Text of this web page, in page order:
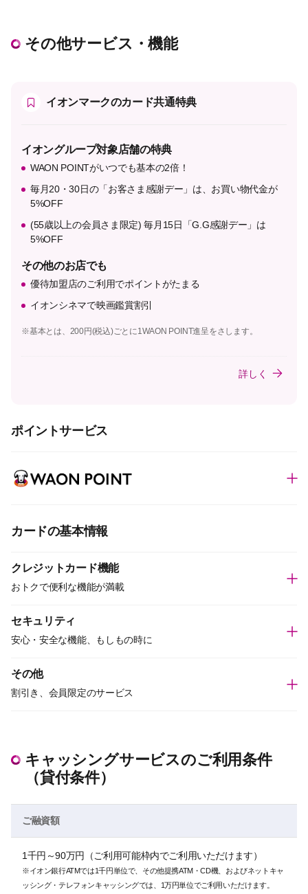
その他サービス・機能
イオンマークのカード共通特典
イオングループ対象店舗の特典
WAON POINTがいつでも基本の2倍！
毎月20・30日の「お客さま感謝デー」は、お買い物代金が
5%OFF
(55歳以上の会員さま限定) 毎月15日「G.G感謝デー」は
5%OFF
その他のお店でも
優待加盟店のご利用でポイントがたまる
イオンシネマで映画鑑賞割引
※基本とは、200円(税込)ごとに1WAON POINT進呈をさします。
詳しく
ポイントサービス
カードの基本情報
クレジットカード機能
おトクで便利な機能が満載
セキュリティ
安心・安全な機能、もしもの時に
その他
割引き、会員限定のサービス
キャッシングサービスのご利用条件
（貸付条件）
ご融資額
1千円～90万円（ご利用可能枠内でご利用いただけます）
※イオン銀行ATMでは1千円単位で、その他提携ATM・CD機、およびネットキャ
ッシング・テレフォンキャッシングでは、1万円単位でご利用いただけます。